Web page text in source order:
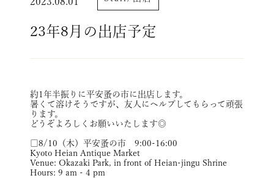
23年8月の出店予定
約1年半振りに平安蚤の市に出店します。
暑くて溶けそうですが、友人にヘルプしてもらって頑張
ります。
どうぞよろしくお願いいたします◎
□8/10（木）平安蚤の市 9:00-16:00
Kyoto Heian Antique Market
Venue: Okazaki Park, in front of Heian-jingu Shrine
Hours: 9 am - 4 pm